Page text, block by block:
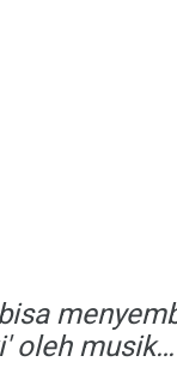
oleh musik…